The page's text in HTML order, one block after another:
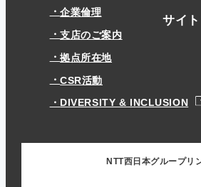
企業倫理
支店のご案内
拠点所在地
CSR活動
DIVERSITY & INCLUSION
サイ
NTT西日本グループリ